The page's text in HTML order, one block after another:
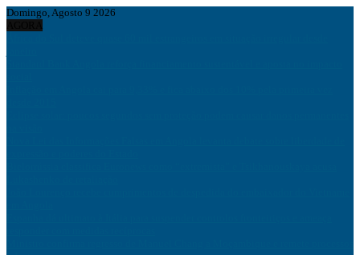
Domingo, Agosto 9 2026